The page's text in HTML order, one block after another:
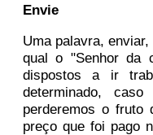
Envie
Uma palavra,
qual o "Senhor da
dispostos a ir
determinado,
perderemos o fruto
preço que foi pago